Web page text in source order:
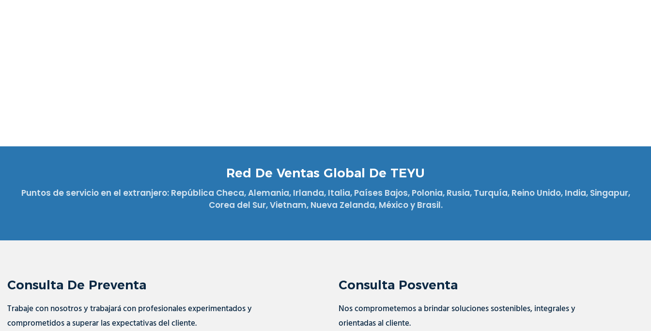
Red De Ventas Global De TEYU
Puntos de servicio en el extranjero: República Checa, Alemania, Irlanda, Italia, Países Bajos, Polonia, Rusia, Turquía, Reino Unido, India, Singapur,
Corea del Sur, Vietnam, Nueva Zelanda, México y Brasil.
Consulta De Preventa
Trabaje con nosotros y trabajará con profesionales experimentados y
comprometidos a superar las expectativas del cliente.
Consulta Posventa
Nos comprometemos a brindar soluciones sostenibles, integrales y
orientadas al cliente.